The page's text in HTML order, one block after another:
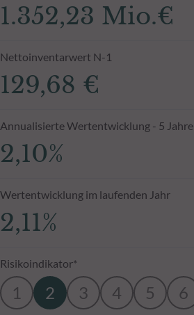
1.352,23 Mio.€
Nettoinventarwert N-1
129,68 €
Annualisierte Wertentwicklung - 5 Jahre
2,10%
Wertentwicklung im laufenden Jahr
2,11%
Risikoindikator*
1 2 3 4 5 6